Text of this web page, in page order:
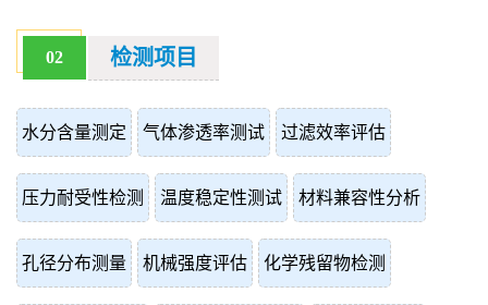
02 检测项目
水分含量测定 气体渗透率测试 过滤效率评估
压力耐受性检测 温度稳定性测试 材料兼容性分析
孔径分布测量 机械强度评估 化学残留物检测